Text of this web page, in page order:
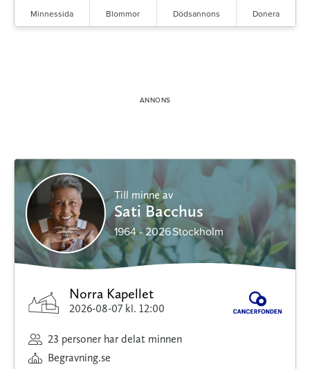
Minnessida Blommor Dödsannons Donera
Till minne av
Sati Bacchus
1964 - 2026Stockholm
Norra Kapellet
2026-08-07 kl. 12:00
23 personer har delat minnen
Begravning.se